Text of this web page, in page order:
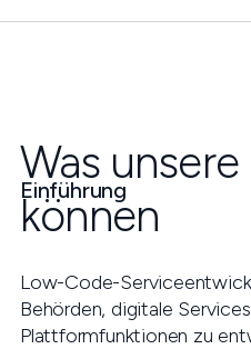
Einführung
Was
können
Low-Code-
Behörden, digitale
Plattformfunktionen zu